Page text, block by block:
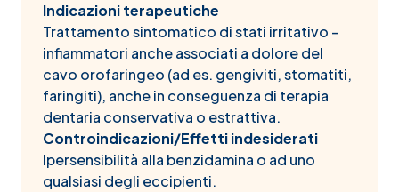
Indicazioni terapeutiche
Trattamento sintomatico di stati irritativo -
infiammatori anche associati a dolore del
cavo orofaringeo (ad es. gengiviti, stomatiti,
faringiti), anche in conseguenza di terapia
dentaria conservativa o estrattiva.
Controindicazioni/Effetti indesiderati
Ipersensibilità alla benzidamina o ad uno
qualsiasi degli eccipienti.